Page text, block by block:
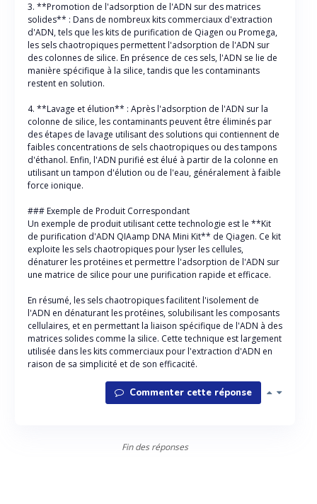
3. **Promotion de l'adsorption de l'ADN sur des matrices
solides** : Dans de nombreux kits commerciaux d'extraction
d'ADN, tels que les kits de purification de Qiagen ou Promega,
les sels chaotropiques permettent l'adsorption de l'ADN sur
des colonnes de silice. En présence de ces sels, l'ADN se lie de
manière spécifique à la silice, tandis que les contaminants
restent en solution.
4. **Lavage et élution** : Après l'adsorption de l'ADN sur la
colonne de silice, les contaminants peuvent être éliminés par
des étapes de lavage utilisant des solutions qui contiennent de
faibles concentrations de sels chaotropiques ou des tampons
d'éthanol. Enfin, l'ADN purifié est élué à partir de la colonne en
utilisant un tampon d'élution ou de l'eau, généralement à faible
force ionique.
### Exemple de Produit Correspondant
Un exemple de produit utilisant cette technologie est le **Kit
de purification d'ADN QIAamp DNA Mini Kit** de Qiagen. Ce kit
exploite les sels chaotropiques pour lyser les cellules,
dénaturer les protéines et permettre l'adsorption de l'ADN sur
une matrice de silice pour une purification rapide et efficace.
En résumé, les sels chaotropiques facilitent l'isolement de
l'ADN en dénaturant les protéines, solubilisant les composants
cellulaires, et en permettant la liaison spécifique de l'ADN à des
matrices solides comme la silice. Cette technique est largement
utilisée dans les kits commerciaux pour l'extraction d'ADN en
raison de sa simplicité et de son efficacité.
Commenter cette réponse
Fin des réponses